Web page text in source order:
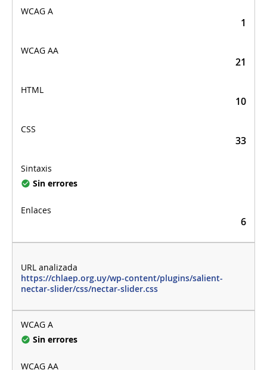
1
21
10
33
Sin errores
6
https://chlaep.org.uy/wp-content/plugins/salient-
nectar-slider/css/nectar-slider.css
Sin errores